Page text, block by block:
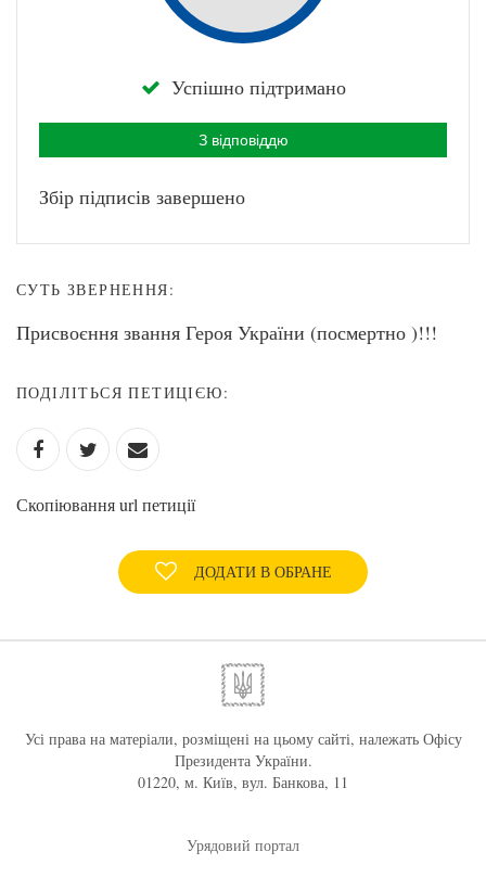
Успішно підтримано
З відповіддю
Збір підписів завершено
СУТЬ ЗВЕРНЕННЯ:
Присвоєння звання Героя України (посмертно )!!!
ПОДІЛІТЬСЯ ПЕТИЦІЄЮ:
Скопіювання url петиції
ДОДАТИ В ОБРАНЕ
Усі права на матеріали, розміщені на цьому сайті, належать Офісу
Президента України.
01220, м. Київ, вул. Банкова, 11
Урядовий портал